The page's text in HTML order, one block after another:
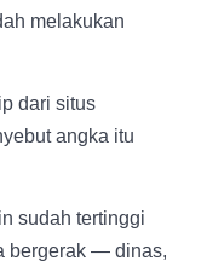
melakukan
dari situs
angka itu
sudah tertinggi
bergerak — dinas,